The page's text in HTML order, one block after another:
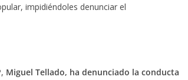
impidiéndoles denunciar el
Miguel Tellado, ha denunciado la conducta